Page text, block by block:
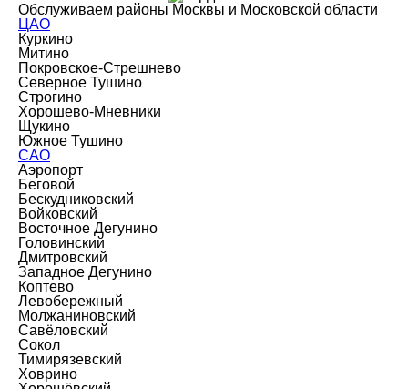
Обслуживаем районы Москвы и Московской области
ЦАО
Куркино
Митино
Покровское-Стрешнево
Северное Тушино
Строгино
Хорошево-Мневники
Щукино
Южное Тушино
САО
Аэропорт
Беговой
Бескудниковский
Войковский
Восточное Дегунино
Головинский
Дмитровский
Западное Дегунино
Коптево
Левобережный
Молжаниновский
Савёловский
Сокол
Тимирязевский
Ховрино